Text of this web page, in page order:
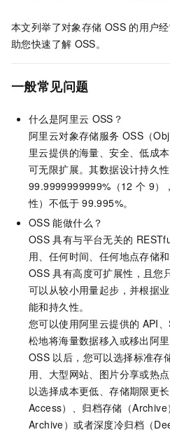
本文列举了对象存储 OSS 的用户
助您快速了解 OSS。
一般常见问题
什么是阿里云 OSS？
阿里云对象存储服务 OSS（
里云提供的海量、安全、低成
可无限扩展。其数据设计持久
99.9999999999%（12 个 9）
性）不低于 99.995%。
OSS 能做什么？
OSS 具有与平台无关的
用、任何时间、任何地点存储
OSS 具有高度可扩展性，且您
可以从较小用量起步，并根据
能和持久性。
您可以使用阿里云提供的 API
松地将海量数据移入或移出阿
OSS 以后，您可以选择标准存
用、大型网站、图片分享或热
以选择成本更低、存储期限更
Access）、归档存储（
Archive）或者深度冷归档（